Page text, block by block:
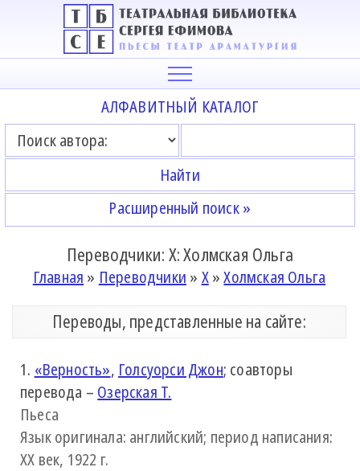
АЛФАВИТНЫЙ КАТАЛОГ
Расширенный поиск »
Переводчики: Х: Холмская Ольга
Главная » Переводчики » Х»Холмская Ольга
Переводы, представленные на сайте:
1. «Верность», Голсуорси Джон; соавторы
перевода – Озерская Т.
Пьеса
Язык оригинала: английский; период написания:
XX век, 1922 г.